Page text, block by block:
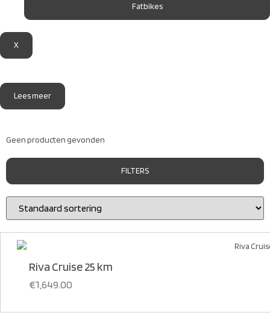
Fatbikes
X
Lees meer
Geen producten gevonden
FILTERS
Riva Cruise 25 km
€1,649.00